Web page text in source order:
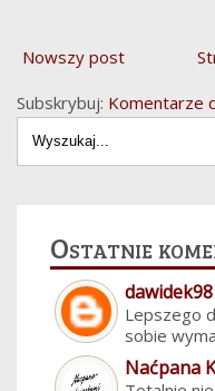
Nowszy post
Subskrybuj: Komentarze
Ostatnie
dawidek98
Lepszego
sobie
Naćpana